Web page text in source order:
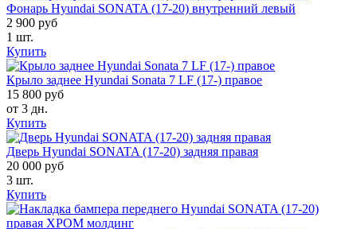
Фонарь Hyundai SONATA (17-20) внутренний левый
2 900 руб
1 шт.
Купить
Крыло заднее Hyundai Sonata 7 LF (17-) правое
15 800 руб
от 3 дн.
Купить
Дверь Hyundai SONATA (17-20) задняя правая
20 000 руб
3 шт.
Купить